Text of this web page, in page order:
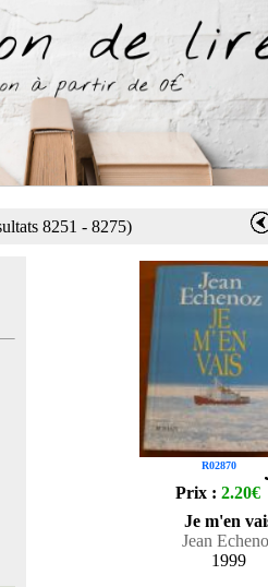
8251 - 8275)
R02870
Prix :2.20€
Je m'en
Jean
1999